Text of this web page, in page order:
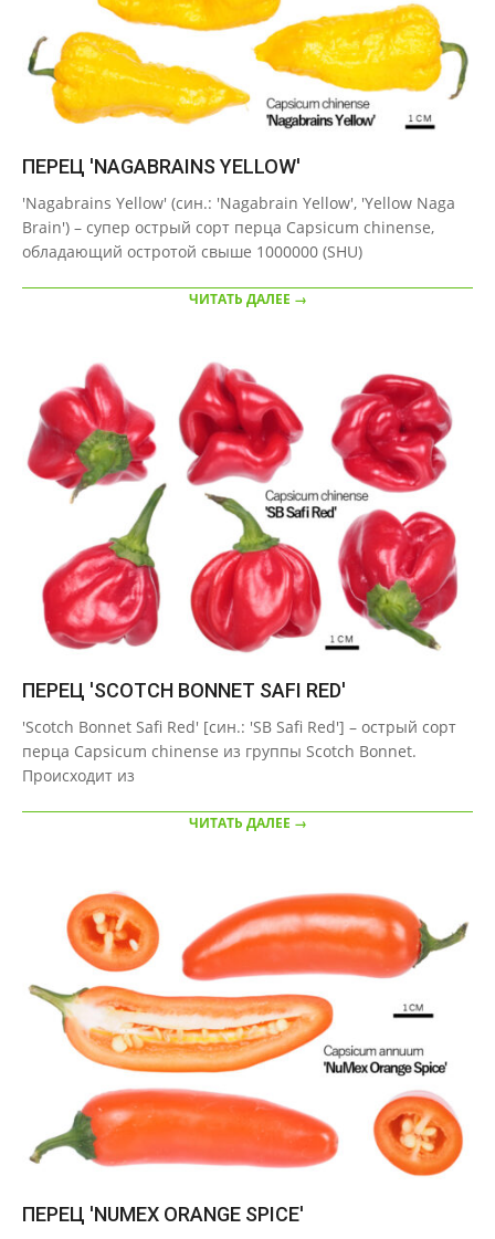
ПЕРЕЦ 'NAGABRAINS YELLOW'
09-
22
'Nagabrains Yellow' (син.: 'Nagabrain Yellow', 'Yellow Naga
Brain') – супер острый сорт перца Capsicum chinense,
обладающий остротой свыше 1000000 (SHU)
ЧИТАТЬ ДАЛЕЕ →
ПЕРЕЦ 'SCOTCH BONNET SAFI RED'
09-
21
'Scotch Bonnet Safi Red' [син.: 'SB Safi Red'] – острый сорт
перца Capsicum chinense из группы Scotch Bonnet.
Происходит из
ЧИТАТЬ ДАЛЕЕ →
ПЕРЕЦ 'NUMEX ORANGE SPICE'